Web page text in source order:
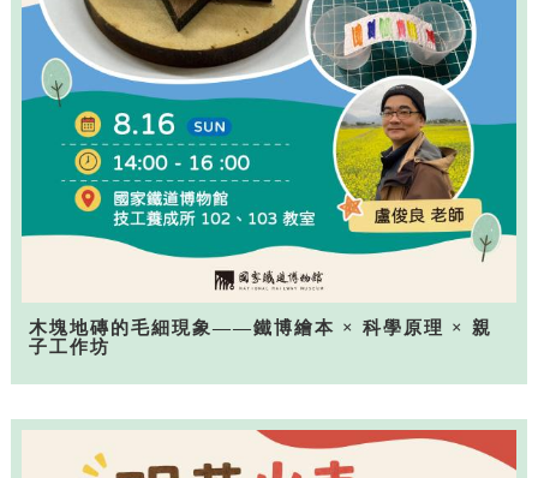
木塊地磚的毛細現象——鐵博繪本 × 科學原理 × 親
子工作坊